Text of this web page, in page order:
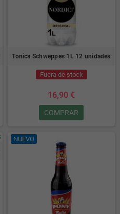
Tonica Schweppes 1L 12 unidades
Fuera de stock
16,90 €
COMPRAR
NUEVO